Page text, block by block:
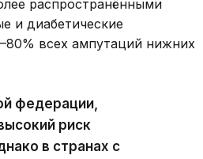
распространёнными
и диабетические
всех ампутаций нижних
федерации,
риск
в странах с